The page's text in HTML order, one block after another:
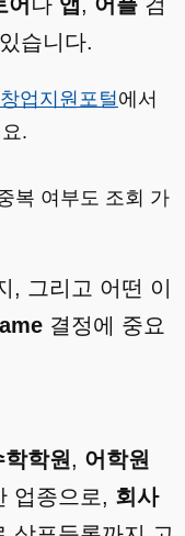
습니다.
업지원포털 에서
.
복 여부도 조회 가
, 그리고 어떤 이
결정에 중요
학학원 , 어학원
업종으로, 회사